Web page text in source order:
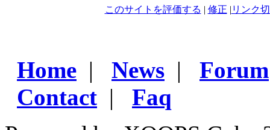
このサイトを評価する | 修正 | リンク
Home | News | Forum
Contact | Faq